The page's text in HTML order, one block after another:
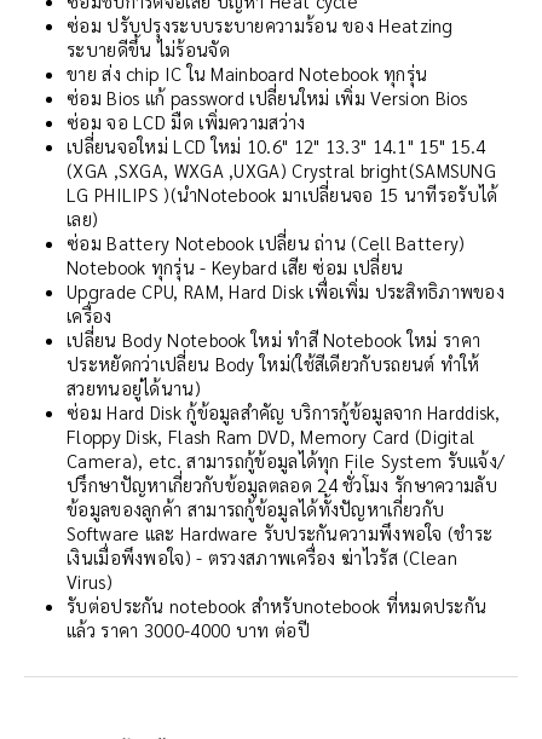
ซ่อม ปรับปรุงระบบระบายความร้อน ของ Heatzing
ระบายดีขึ้น ไม่ร้อนจัด
ขาย ส่ง chip IC ใน Mainboard Notebook ทุกรุ่น
ซ่อม Bios แก้ password เปลี่ยนใหม่ เพิ่ม Version Bios
ซ่อม จอ LCD มืด เพิ่มความสว่าง
เปลี่ยนจอใหม่ LCD ใหม่ 10.6" 12" 13.3" 14.1" 15" 15.4
(XGA ,SXGA, WXGA ,UXGA) Crystral bright(SAMSUNG
LG PHILIPS )(นำNotebook มาเปลี่ยนจอ 15 นาทีรอรับได้
เลย)
ซ่อม Battery Notebook เปลี่ยน ถ่าน (Cell Battery)
Notebook ทุกรุ่น - Keybard เสีย ซ่อม เปลี่ยน
Upgrade CPU, RAM, Hard Disk เพื่อเพิ่ม ประสิทธิภาพของ
เครื่อง
เปลี่ยน Body Notebook ใหม่ ทำสี Notebook ใหม่ ราคา
ประหยัดกว่าเปลี่ยน Body ใหม่(ใช้สีเดียวกับรถยนต์ ทำให้
สวยทนอยู่ได้นาน)
ซ่อม Hard Disk กู้ข้อมูลสำคัญ บริการกู้ข้อมูลจาก Harddisk,
Floppy Disk, Flash Ram DVD, Memory Card (Digital
Camera), etc. สามารถกู้ข้อมูลได้ทุก File System รับแจ้ง/
ปรึกษาปัญหาเกี่ยวกับข้อมูลตลอด 24 ชั่วโมง รักษาความลับ
ข้อมูลของลูกค้า สามารถกู้ข้อมูลได้ทั้งปัญหาเกี่ยวกับ
Software และ Hardware รับประกันความพึงพอใจ (ชำระ
เงินเมื่อพึงพอใจ) - ตรวงสภาพเครื่อง ฆ่าไวรัส (Clean
Virus)
รับต่อประกัน notebook สำหรับnotebook ที่หมดประกัน
แล้ว ราคา 3000-4000 บาท ต่อปี